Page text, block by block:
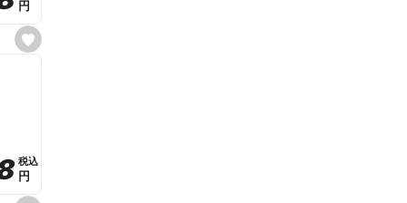
s
e
e
円
円
税込
税込
円
円